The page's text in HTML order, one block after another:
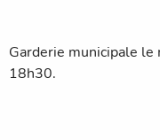
Garderie municipale
18h30.